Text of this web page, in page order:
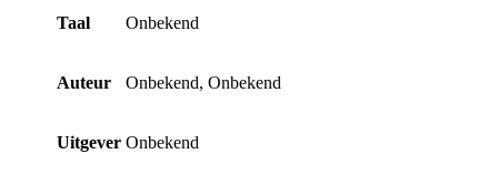
Taal Onbekend
Auteur Onbekend, Onbekend
Uitgever Onbekend